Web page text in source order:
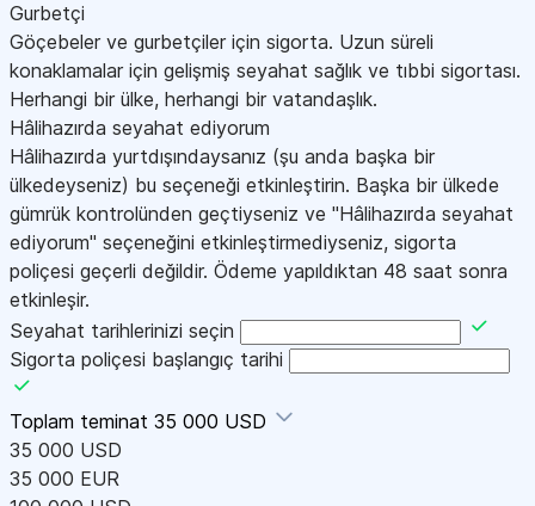
Gurbetçi
Göçebeler ve gurbetçiler için sigorta. Uzun süreli
konaklamalar için gelişmiş seyahat sağlık ve tıbbi sigortası.
Herhangi bir ülke, herhangi bir vatandaşlık.
Hâlihazırda seyahat ediyorum
Hâlihazırda yurtdışındaysanız (şu anda başka bir
ülkedeyseniz) bu seçeneği etkinleştirin. Başka bir ülkede
gümrük kontrolünden geçtiyseniz ve "Hâlihazırda seyahat
ediyorum" seçeneğini etkinleştirmediyseniz, sigorta
poliçesi geçerli değildir. Ödeme yapıldıktan 48 saat sonra
etkinleşir.
Seyahat tarihlerinizi seçin
Sigorta poliçesi başlangıç tarihi
Toplam teminat 35 000 USD
35 000 USD
35 000 EUR